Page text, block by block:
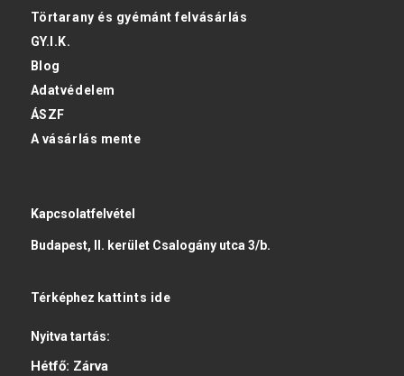
Törtarany és gyémánt felvásárlás
GY.I.K.
Blog
Adatvédelem
ÁSZF
A vásárlás mente
Kapcsolatfelvétel
Budapest, II. kerület Csalogány utca 3/b.
Térképhez kattints ide
Nyitva tartás:
Hétfő: Zárva